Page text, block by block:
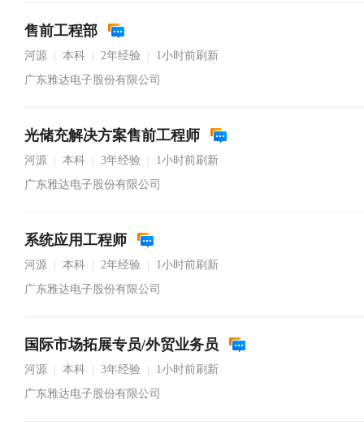
售前工程部
河源 本科 2年经验
1小时前刷新
广东雅达电子股份有限公司
光储充解决方案售前工程师
河源 本科 3年经验
1小时前刷新
广东雅达电子股份有限公司
系统应用工程师
河源 本科 2年经验
1小时前刷新
广东雅达电子股份有限公司
国际市场拓展专员/外贸业务员
河源 本科 3年经验
1小时前刷新
广东雅达电子股份有限公司